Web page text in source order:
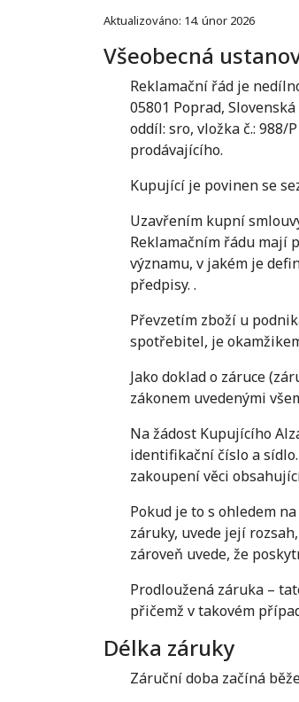
Aktualizováno: 14. únor 2026
Všeobecná
Reklamační řád je
05801 Poprad,
oddíl: sro, vložka č.:
prodávajícího.
Kupující je povinen se
Uzavřením kupní
Reklamačním řádu mají
významu, v jakém je
předpisy. .
Převzetím zboží u
spotřebitel, je
Jako doklad o záruce
zákonem uvedenými
Na žádost Kupujícího
identifikační číslo a
zakoupení věci
Pokud je to s ohledem
záruky, uvede její
zároveň uvede, že
Prodloužená záruka –
přičemž v takovém
Délka záruky
Záruční doba začíná